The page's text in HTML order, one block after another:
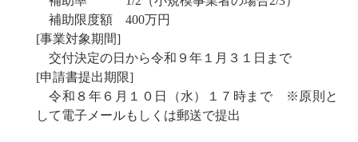
補助限度額 400万円
[事業対象期間]
交付決定の日から令和９年１月３１日まで
[申請書提出期限]
令和８年６月１０日（水）１７時まで ※原則と
して電子メールもしくは郵送で提出